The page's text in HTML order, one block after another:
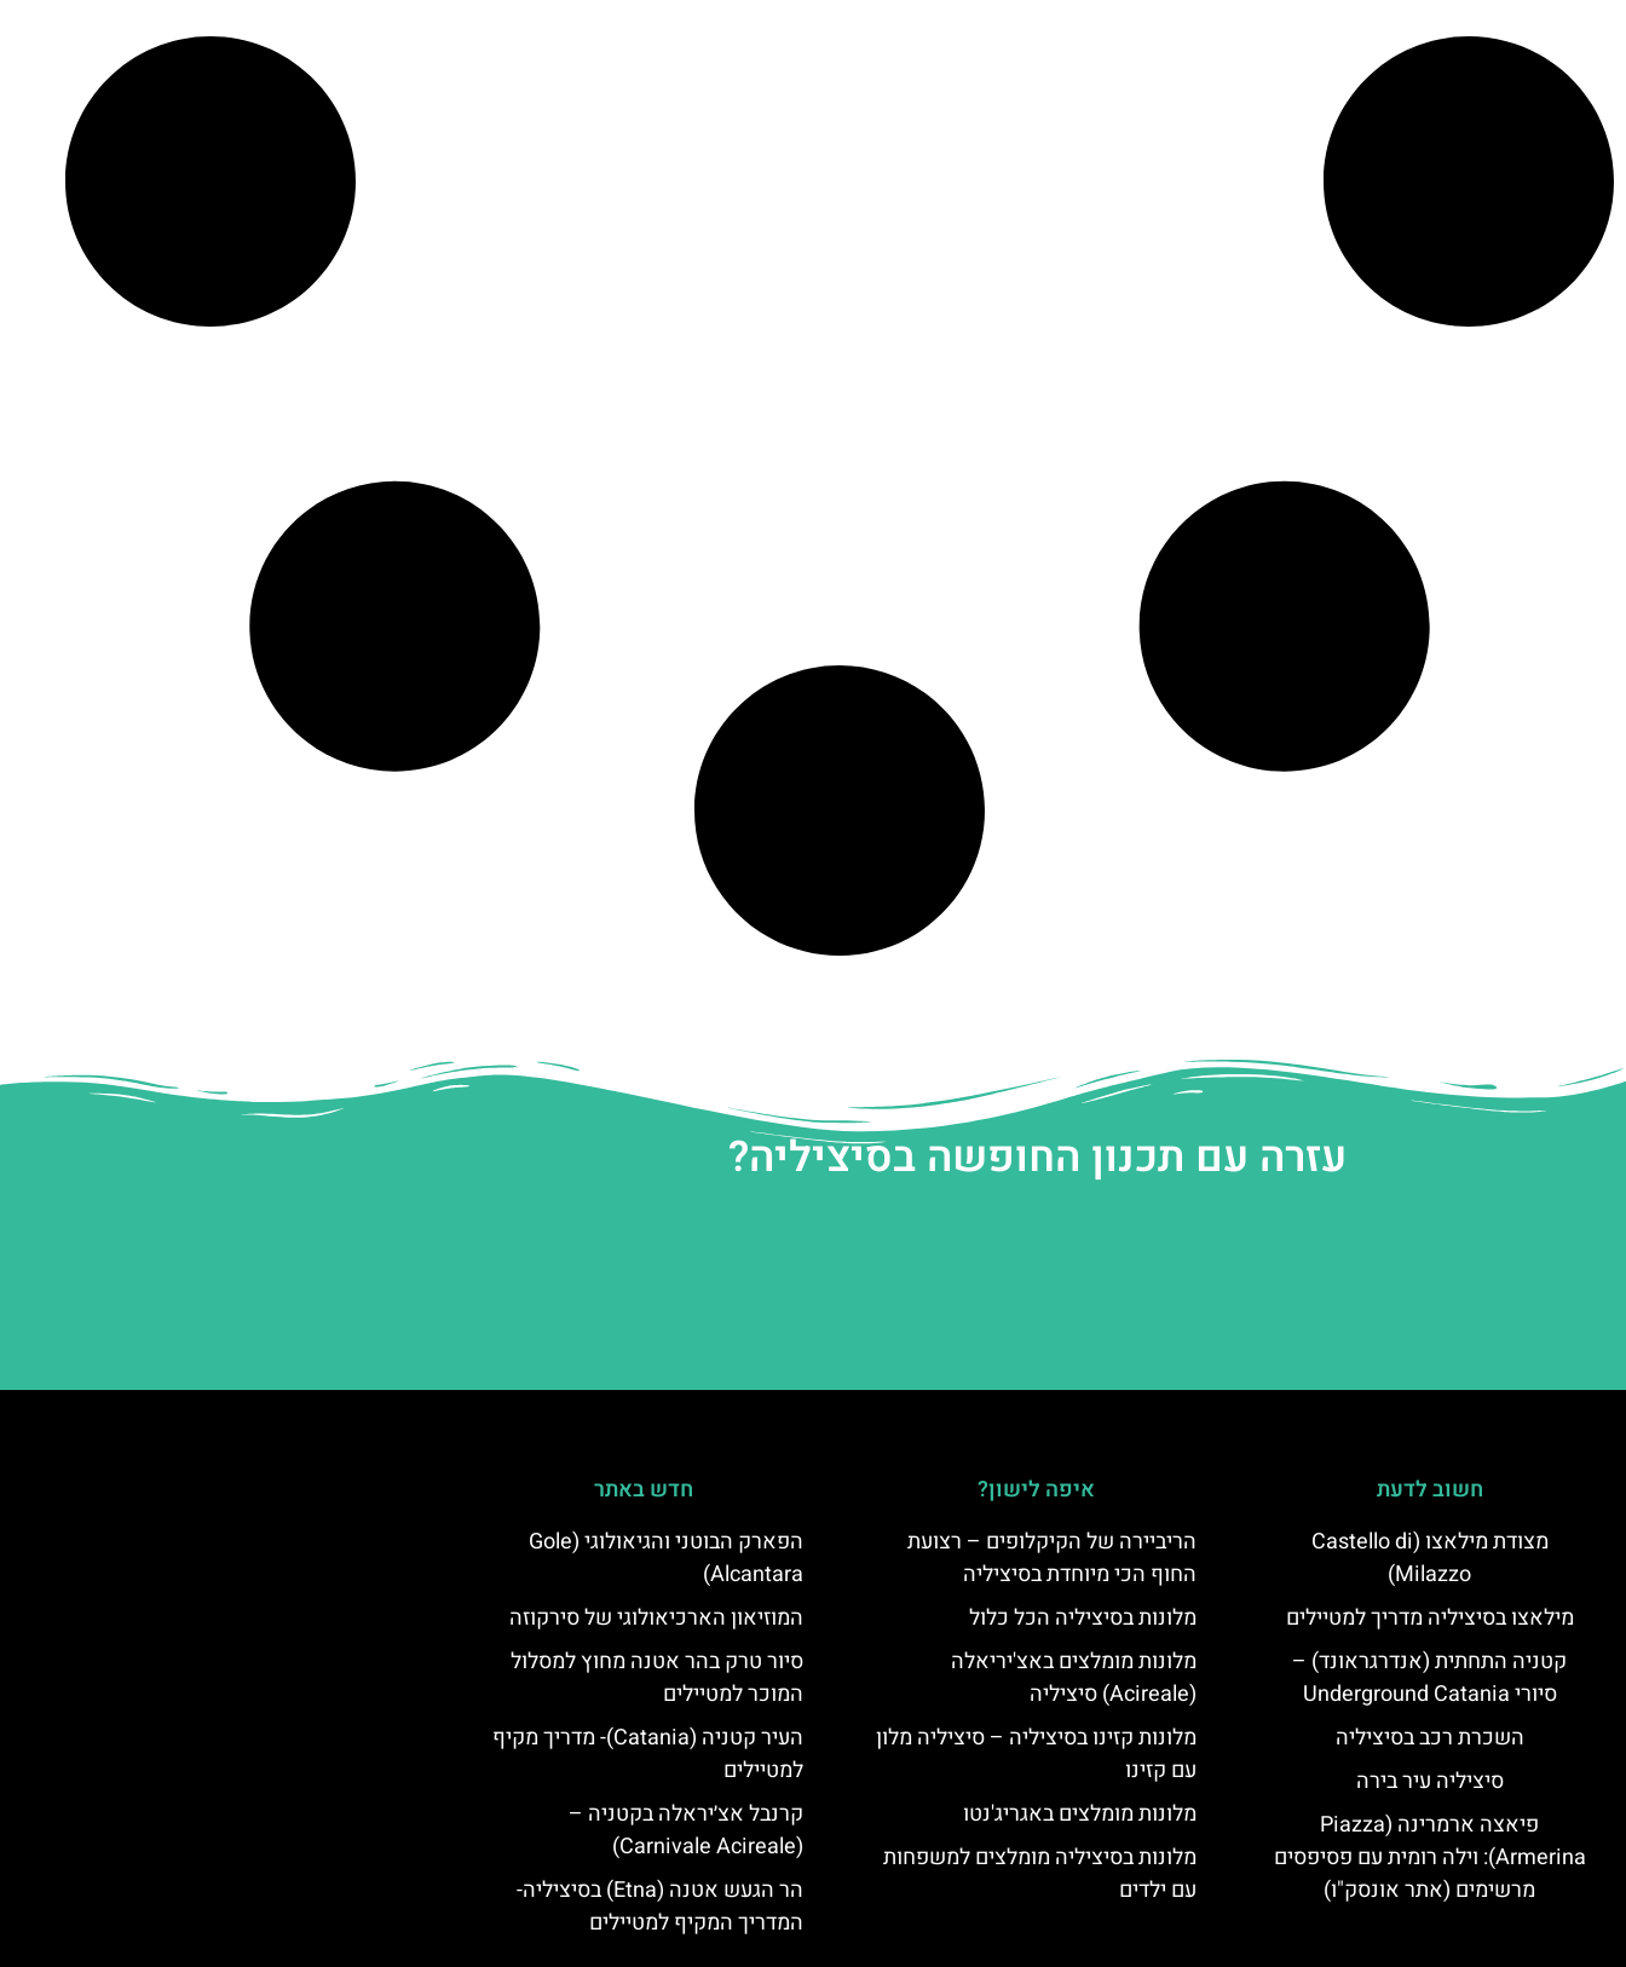
עזרה עם תכנון החופשה בסיציליה?
חשוב לדעת
מצודת מילאצו (Castello di
Milazzo)
מילאצו בסיציליה מדריך למטיילים
קטניה התחתית (אנדרגראונד) –
סיורי Underground Catania
השכרת רכב בסיציליה
סיציליה עיר בירה
פיאצה ארמרינה (Piazza
Armerina): וילה רומית עם פסיפסים
מרשימים (אתר אונסק"ו)
איפה לישון?
הריביירה של הקיקלופים – רצועת
החוף הכי מיוחדת בסיציליה
מלונות בסיציליה הכל כלול
מלונות מומלצים באצ'יריאלה
(Acireale) סיציליה
מלונות קזינו בסיציליה – סיציליה מלון
עם קזינו
מלונות מומלצים באגריג'נטו
מלונות בסיציליה מומלצים למשפחות
עם ילדים
חדש באתר
הפארק הבוטני והגיאולוגי (Gole
Alcantara)
המוזיאון הארכיאולוגי של סירקוזה
סיור טרק בהר אטנה מחוץ למסלול
המוכר למטיילים
העיר קטניה (Catania)- מדריך מקיף
למטיילים
קרנבל אצ׳יראלה בקטניה –
(Carnivale Acireale)
הר הגעש אטנה (Etna) בסיציליה-
המדריך המקיף למטיילים